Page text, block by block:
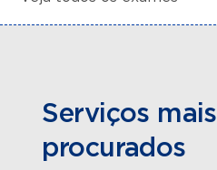
Serviços mais
procurados